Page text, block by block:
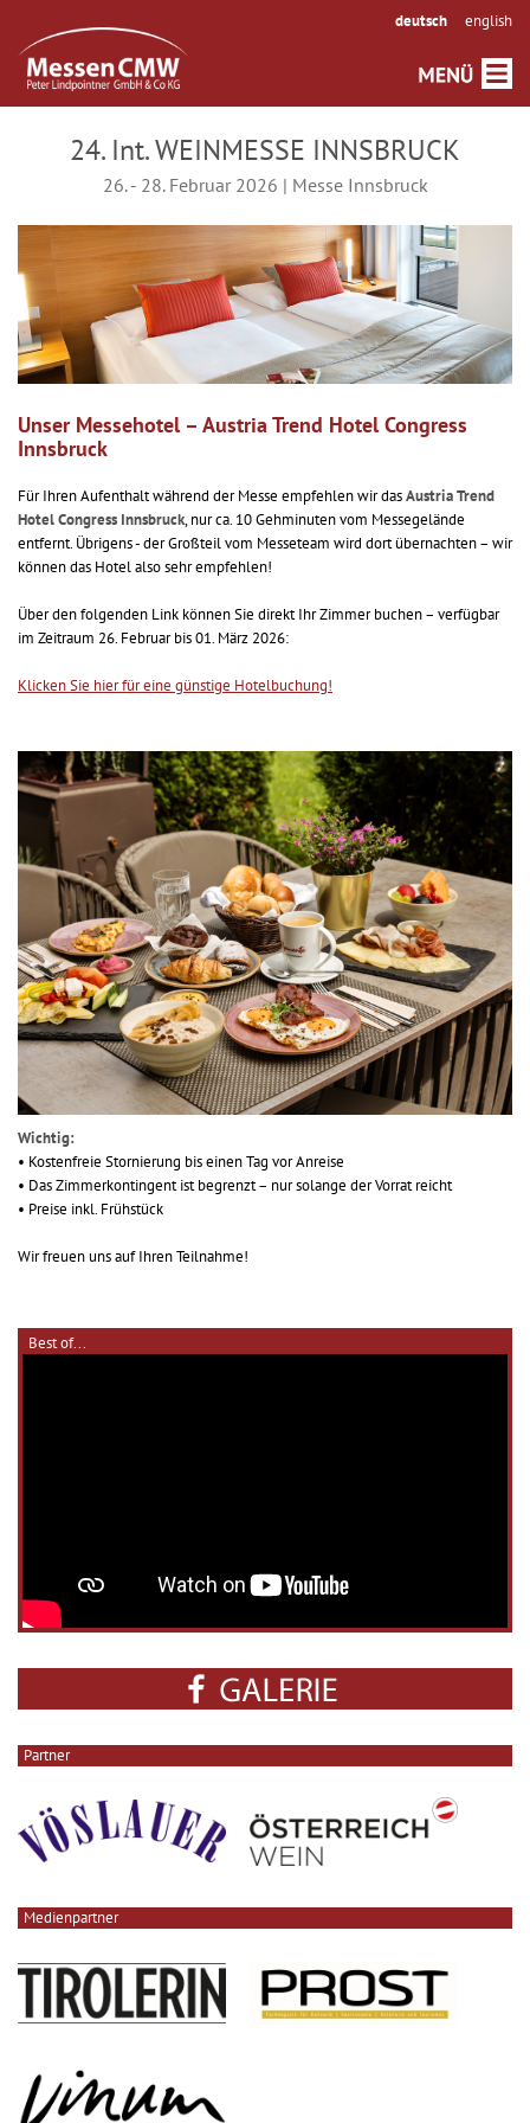
deutsch english
24. Int. WEINMESSE INNSBRUCK
26. - 28. Februar 2026 | Messe Innsbruck
Unser Messehotel – Austria Trend Hotel Congress
Innsbruck
Für Ihren Aufenthalt während der Messe empfehlen wir dasAustria Trend
Hotel Congress Innsbruck, nur ca. 10 Gehminuten vom Messegelände
entfernt. Übrigens - der Großteil vom Messeteam wird dort übernachten – wir
können das Hotel also sehr empfehlen!
Über den folgenden Link können Sie direkt Ihr Zimmer buchen – verfügbar
im Zeitraum 26. Februar bis 01. März 2026:
Klicken Sie hier für eine günstige Hotelbuchung!
Wichtig:
• Kostenfreie Stornierung bis einen Tag vor Anreise
• Das Zimmerkontingent ist begrenzt – nur solange der Vorrat reicht
• Preise inkl. Frühstück
Wir freuen uns auf Ihren Teilnahme!
Best of...
Partner
Medienpartner